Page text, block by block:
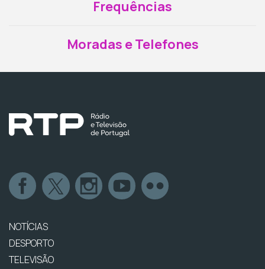
Frequências
Moradas e Telefones
NOTÍCIAS
DESPORTO
TELEVISÃO